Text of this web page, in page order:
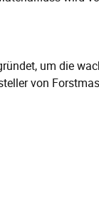
um die
von